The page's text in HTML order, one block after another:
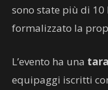
sono state più di 10
formalizzato la
L’evento ha una
equipaggi iscritti